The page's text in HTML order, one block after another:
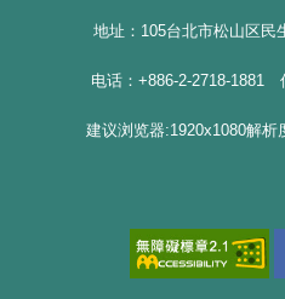
与恢复需求，欧院长以单孔
术，透过更清晰的 3D 视野
地址：105台北市松山区民
电话：+886-2-2718-1881
建议浏览器:1920x1080解